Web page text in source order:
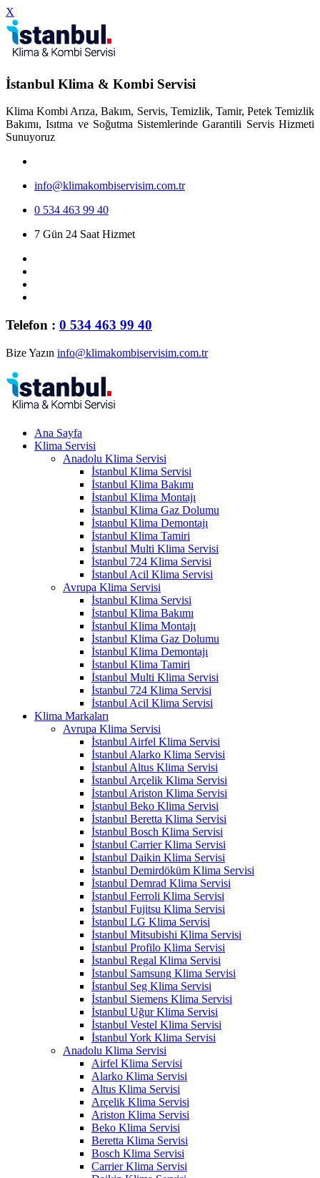
X
İstanbul Klima & Kombi Servisi
Klima Kombi Arıza, Bakım, Servis, Temizlik, Tamir, Petek Temizlik
Bakımı, Isıtma ve Soğutma Sistemlerinde Garantili Servis Hizmeti
Sunuyoruz
info@klimakombiservisim.com.tr
0 534 463 99 40
7 Gün 24 Saat Hizmet
Telefon : 0 534 463 99 40
Bize Yazın info@klimakombiservisim.com.tr
Ana Sayfa
Klima Servisi
Anadolu Klima Servisi
İstanbul Klima Servisi
İstanbul Klima Bakımı
İstanbul Klima Montajı
İstanbul Klima Gaz Dolumu
İstanbul Klima Demontajı
İstanbul Klima Tamiri
İstanbul Multi Klima Servisi
İstanbul 724 Klima Servisi
İstanbul Acil Klima Servisi
Avrupa Klima Servisi
İstanbul Klima Servisi
İstanbul Klima Bakımı
İstanbul Klima Montajı
İstanbul Klima Gaz Dolumu
İstanbul Klima Demontajı
İstanbul Klima Tamiri
İstanbul Multi Klima Servisi
İstanbul 724 Klima Servisi
İstanbul Acil Klima Servisi
Klima Markaları
Avrupa Klima Servisi
İstanbul Airfel Klima Servisi
İstanbul Alarko Klima Servisi
İstanbul Altus Klima Servisi
İstanbul Arçelik Klima Servisi
İstanbul Ariston Klima Servisi
İstanbul Beko Klima Servisi
İstanbul Beretta Klima Servisi
İstanbul Bosch Klima Servisi
İstanbul Carrier Klima Servisi
İstanbul Daikin Klima Servisi
İstanbul Demirdöküm Klima Servisi
İstanbul Demrad Klima Servisi
İstanbul Ferroli Klima Servisi
İstanbul Fujitsu Klima Servisi
İstanbul LG Klima Servisi
İstanbul Mitsubishi Klima Servisi
İstanbul Profilo Klima Servisi
İstanbul Regal Klima Servisi
İstanbul Samsung Klima Servisi
İstanbul Seg Klima Servisi
İstanbul Siemens Klima Servisi
İstanbul Uğur Klima Servisi
İstanbul Vestel Klima Servisi
İstanbul York Klima Servisi
Anadolu Klima Servisi
Airfel Klima Servisi
Alarko Klima Servisi
Altus Klima Servisi
Arçelik Klima Servisi
Ariston Klima Servisi
Beko Klima Servisi
Beretta Klima Servisi
Bosch Klima Servisi
Carrier Klima Servisi